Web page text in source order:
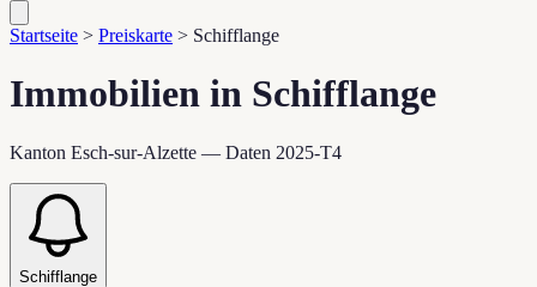
Startseite > Preiskarte > Schifflange
Immobilien in Schifflange
Kanton Esch-sur-Alzette — Daten 2025-T4
Schifflange